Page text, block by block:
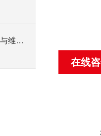
在线
文特斯压力表常见故障排查与维护技巧